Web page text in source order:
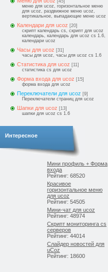
[45]
меню для ucoz, горизонтальное меню
для ucoz, раздвижное меню ucoz,
вертикальное, выпадающие меню ucoz
Календари для ucoz [20]
скрипт календарь cs, скрипт для ucoz
календарь, календарь для ucoz cs 1.6,
календари ucoz
Часы для ucoz [31]
часы для ucoz, часы для ucoz cs 1.6
Статистика для ucoz [11]
статистика cs для ucoz
Форма входа для ucoz [15]
форма входа для ucoz
Переключатели для ucoz [9]
Переключатели страниц для ucoz
Шапки для ucoz [13]
шапки для ucoz cs 1.6
Интересное
Мини профиль + Форма
входа
Рейтинг: 68520
Красивое
горизонтальное меню
для ucoz
Рейтинг: 54505
Мини-чат для ucoz
Рейтинг: 48974
Скрипт мониторинга cs
серверов
Рейтинг: 44014
Слайдер новостей для
uCoz
Рейтинг: 18600